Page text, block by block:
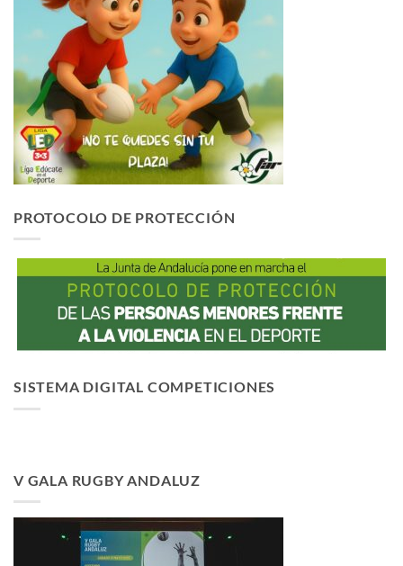
PROTOCOLO DE PROTECCIÓN
SISTEMA DIGITAL COMPETICIONES
V GALA RUGBY ANDALUZ